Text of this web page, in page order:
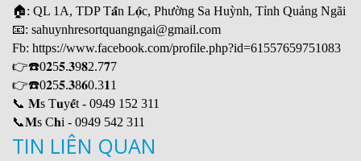
🏠: QL 1A, TDP T𝐚̂́n L𝐨̣̂c, Phường Sa Huỳnh, Tỉnh Quảng Ngãi
📧: sahuynhresortquangngai@gmail.com
Fb: https://www.facebook.com/profile.php?id=61557659751083
👉☎️0𝟐5𝟓.𝟑9𝟖2.7𝟕7
👉☎️0𝟐5𝟓.𝟑8𝟔0.3𝟏1
📞 𝐌s T𝐮y𝐞̂́t - 0949 152 311
📞𝐌s C𝐡i - 0949 542 311
TIN LIÊN QUAN